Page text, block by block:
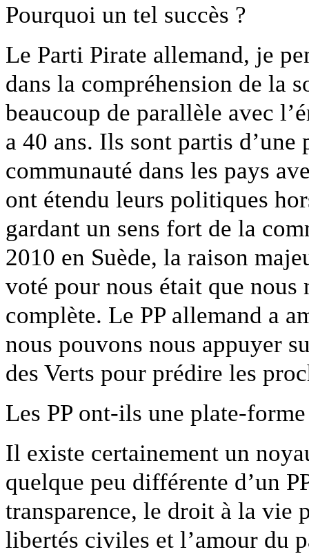
Pourquoi un tel succès ?
Le Parti Pirate allemand, je
dans la compréhension de la
beaucoup de parallèle avec
a 40 ans. Ils sont partis
communauté dans les pays
ont étendu leurs politiques
gardant un sens fort de la
2010 en Suède, la raison
voté pour nous était que nous
complète. Le PP allemand a
nous pouvons nous appuyer
des Verts pour prédire les
Les PP ont-ils une plate-
Il existe certainement un
quelque peu différente d’un
transparence, le droit à la vie
libertés civiles et l’amour du